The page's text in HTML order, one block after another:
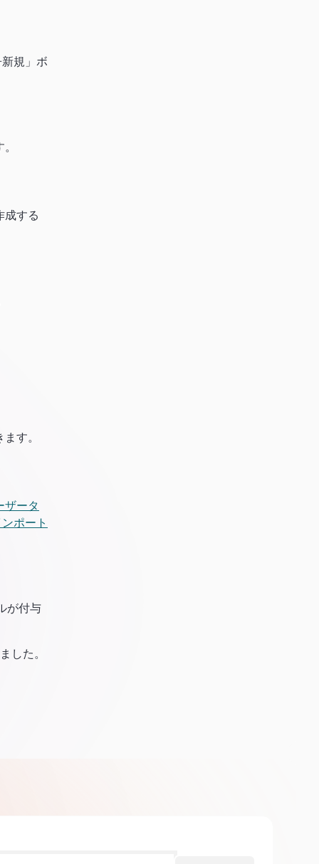
規」ボ
成する
す。
ザータ
ポート
が付与
した。